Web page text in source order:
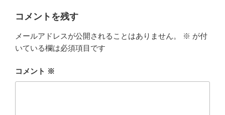
コメントを残す
メールアドレスが公開されることはありません。 ※ が付
いている欄は必須項目です
コメント ※